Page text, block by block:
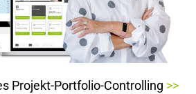
Projekt-Portfolio-Controlling >>